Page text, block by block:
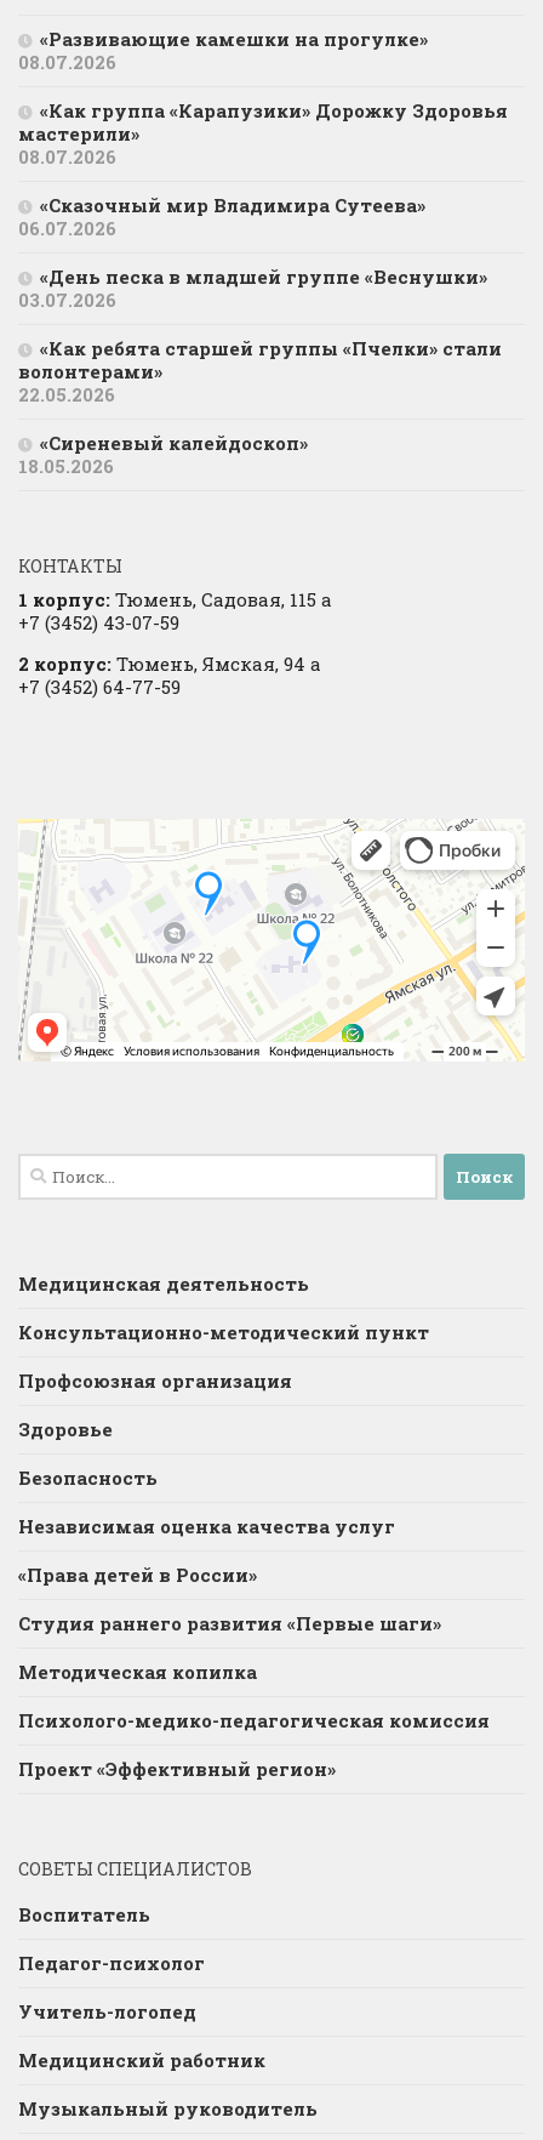
«Развивающие камешки на прогулке»
08.07.2026
«Как группа «Карапузики» Дорожку Здоровья
мастерили»
08.07.2026
«Сказочный мир Владимира Сутеева»
06.07.2026
«День песка в младшей группе «Веснушки»
03.07.2026
«Как ребята старшей группы «Пчелки» стали
волонтерами»
22.05.2026
«Сиреневый калейдоскоп»
18.05.2026
КОНТАКТЫ
1 корпус: Тюмень, Садовая, 115 а
+7 (3452) 43-07-59
2 корпус: Тюмень, Ямская, 94 а
+7 (3452) 64-77-59
Найти:
Медицинская деятельность
Консультационно-методический пункт
Профсоюзная организация
Здоровье
Безопасность
Независимая оценка качества услуг
«Права детей в России»
Студия раннего развития «Первые шаги»
Методическая копилка
Психолого-медико-педагогическая комиссия
Проект «Эффективный регион»
СОВЕТЫ СПЕЦИАЛИСТОВ
Воспитатель
Педагог-психолог
Учитель-логопед
Медицинский работник
Музыкальный руководитель